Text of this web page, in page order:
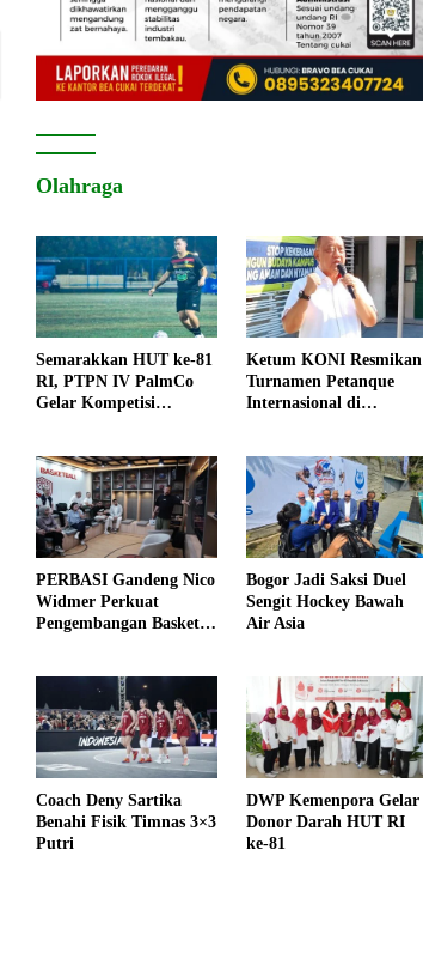
Olahraga
Semarakkan HUT ke-81
RI, PTPN IV PalmCo
Gelar Kompetisi
Ketum KONI Resmikan
Turnamen Petanque
Internasional di
PERBASI Gandeng Nico
Widmer Perkuat
Pengembangan Basket
Bogor Jadi Saksi Duel
Sengit Hockey Bawah
Air Asia
Coach Deny Sartika
Benahi Fisik Timnas 3×3
Putri
DWP Kemenpora Gelar
Donor Darah HUT RI
ke-81